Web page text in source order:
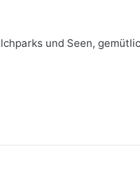
und Seen,